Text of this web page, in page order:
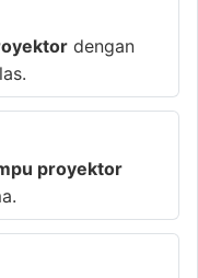
dengan
proyektor